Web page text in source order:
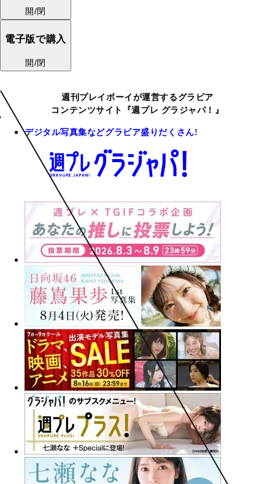
開/閉
電子版で購入
開/閉
週刊プレイボーイが運営するグラビア
コンテンツサイト『週プレ グラジャパ！』
デジタル写真集などグラビア盛りだくさん!